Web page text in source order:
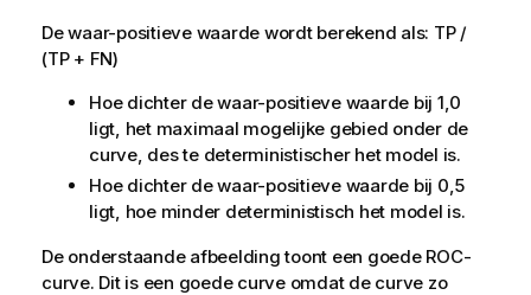
De waar-positieve waarde wordt berekend als: TP /
(TP + FN)
Hoe dichter de waar-positieve waarde bij 1,0
ligt, het maximaal mogelijke gebied onder de
curve, des te deterministischer het model is.
Hoe dichter de waar-positieve waarde bij 0,5
ligt, hoe minder deterministisch het model is.
De onderstaande afbeelding toont een goede ROC-
curve. Dit is een goede curve omdat de curve zo